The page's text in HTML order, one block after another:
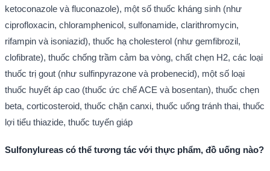
ketoconazole và fluconazole), một số thuốc kháng sinh (như
ciprofloxacin, chloramphenicol, sulfonamide, clarithromycin,
rifampin và isoniazid), thuốc hạ cholesterol (như gemfibrozil,
clofibrate), thuốc chống trầm cảm ba vòng, chất chẹn H2, các loại
thuốc trị gout (như sulfinpyrazone và probenecid), một số loại
thuốc huyết áp cao (thuốc ức chế ACE và bosentan), thuốc chẹn
beta, corticosteroid, thuốc chặn canxi, thuốc uống tránh thai, thuốc
lợi tiểu thiazide, thuốc tuyến giáp
Sulfonylureas có thể tương tác với thực phẩm, đồ uống nào?